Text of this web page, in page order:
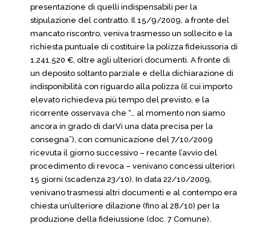
presentazione di quelli indispensabili per la
stipulazione del contratto. Il 15/9/2009, a fronte del
mancato riscontro, veniva trasmesso un sollecito e la
richiesta puntuale di costituire la polizza fideiussoria di
1.241.520 €, oltre agli ulteriori documenti. A fronte di
un deposito soltanto parziale e della dichiarazione di
indisponibilità con riguardo alla polizza (il cui importo
elevato richiedeva più tempo del previsto, e la
ricorrente osservava che “… al momento non siamo
ancora in grado di darVi una data precisa per la
consegna”), con comunicazione del 7/10/2009
ricevuta il giorno successivo – recante l’avvio del
procedimento di revoca – venivano concessi ulteriori
15 giorni (scadenza 23/10). In data 22/10/2009,
venivano trasmessi altri documenti e al contempo era
chiesta un’ulteriore dilazione (fino al 28/10) per la
produzione della fideiussione (doc. 7 Comune).